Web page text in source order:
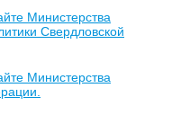
Министерства
Свердловской
Министерства